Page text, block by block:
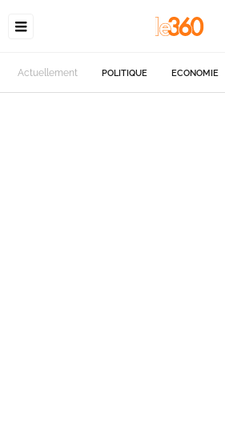
Actuellement POLITIQUE ECONOMIE